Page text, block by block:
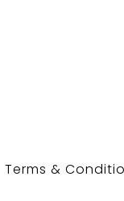
Terms &